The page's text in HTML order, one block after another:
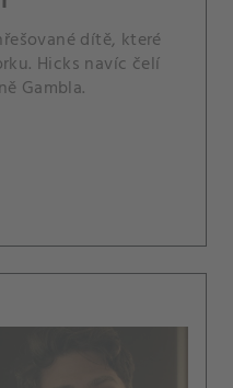
dítě, které
Hicks navíc čelí
Gambla.